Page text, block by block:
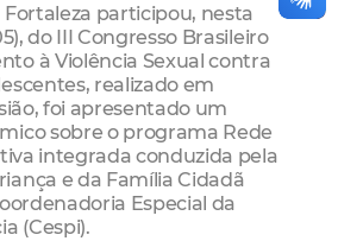
participou, nesta
do III Congresso Brasileiro
à Violência Sexual contra
realizado em
foi apresentado um
sobre o programa Rede
integrada conduzida pela
e da Família Cidadã
Especial da
(Cespi).